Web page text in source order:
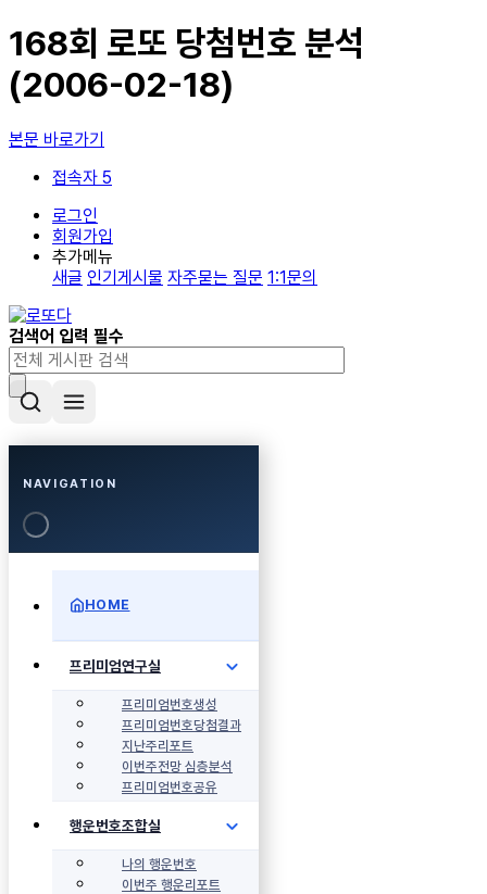
168회 로또 당첨번호 분석
(2006-02-18)
본문 바로가기
접속자 5
로그인
회원가입
추가메뉴
새글 인기게시물 자주묻는 질문 1:1문의
검색어 입력 필수
NAVIGATION
HOME
프리미엄연구실
프리미엄번호생성
프리미엄번호당첨결과
지난주리포트
이번주전망 심층분석
프리미엄번호공유
행운번호조합실
나의 행운번호
이번주 행운리포트